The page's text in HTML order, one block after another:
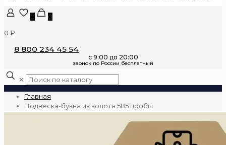
0
0
0 ₽
8 800 234 45 54
✕
Главная
Подвеска-буква из золота 585 пробы